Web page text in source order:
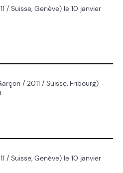
/ Suisse, Genève) le 10 janvier
/ 2011 / Suisse, Fribourg)
/ Suisse, Genève) le 10 janvier